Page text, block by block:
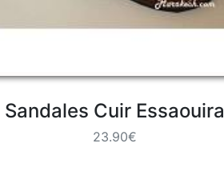
Sandales Cuir Essaouira
23.90€